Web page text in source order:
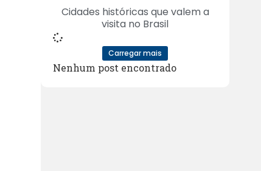
Cidades históricas que valem a
visita no Brasil
Carregar mais
Nenhum post encontrado